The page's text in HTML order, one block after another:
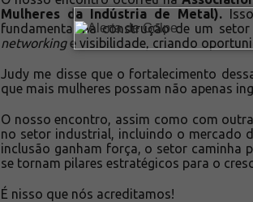
Mulheres da Indústria de Metal).Isso
fundamental na construção de um
networkinge visibilidade, criando
Judy me disse que o fortalecimento
que mais mulheres possam não apenas
O nosso encontro, assim como com
no setor industrial, incluindo o mercado
inclusão ganham força, o setor caminha
se tornam pilares estratégicos para o
É nisso que nós acreditamos!